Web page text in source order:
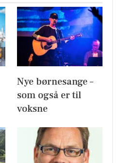
Nye børnesange –
som også er til
voksne